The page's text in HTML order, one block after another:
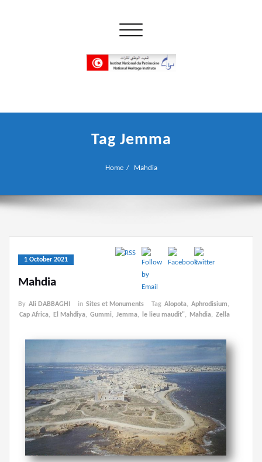
Toggle navigation
Tag Jemma
Home Mahdia
1 October 2021
Mahdia
By Ali DABBAGHI in Sites et Monuments Tag Alopota, Aphrodisium,
Cap Africa, El Mahdiya, Gummi, Jemma, le lieu maudit", Mahdia, Zella